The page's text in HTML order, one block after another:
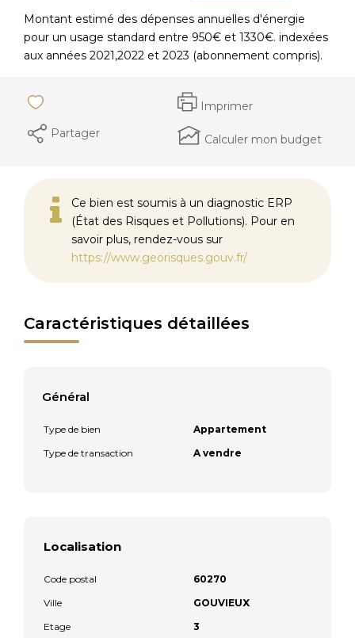
Montant estimé des dépenses annuelles d'énergie
pour un usage standard entre 950€ et 1330€. indexées
aux années 2021,2022 et 2023 (abonnement compris).
Imprimer
Partager
Calculer mon budget
Ce bien est soumis à un diagnostic ERP
(État des Risques et Pollutions). Pour en
savoir plus, rendez-vous sur
https://www.georisques.gouv.fr/
Caractéristiques détaillées
Général
Type de bien
Appartement
Type de transaction
A vendre
Localisation
Code postal
60270
Ville
GOUVIEUX
Etage
3